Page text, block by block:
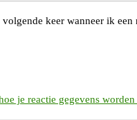
keer wanneer ik een
je reactie gegevens